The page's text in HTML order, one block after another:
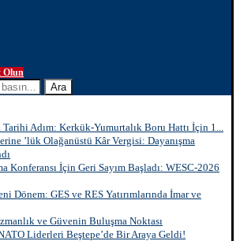
Olun
Ara
Adım: Kerkük-Yumurtalık Boru Hattı İçin 1...
’lük Olağanüstü Kâr Vergisi: Dayanışma
Konferansı İçin Geri Sayım Başladı: WESC-2026
Dönem: GES ve RES Yatırımlarında İmar ve
ve Güvenin Buluşma Noktası
Liderleri Beştepe’de Bir Araya Geldi!